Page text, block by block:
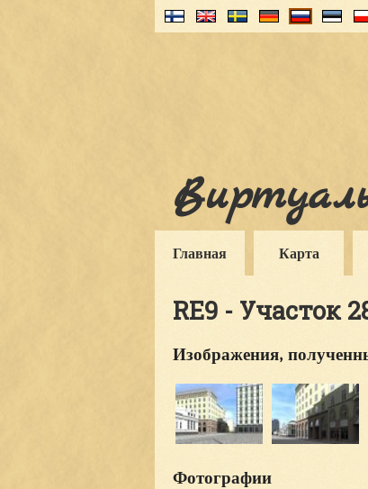
Главная Карта
RE9 - Участок
Изображения,
Фотографии